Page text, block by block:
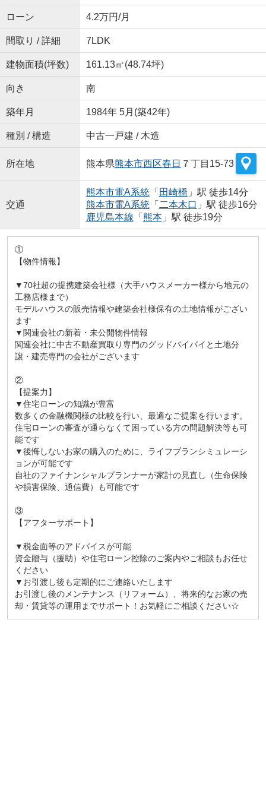
ローン 4.2万円/月
間取り / 詳細 7LDK
建物面積(坪数) 161.13㎡(48.74坪)
向き 南
築年月 1984年 5月(築42年)
種別 / 構造 中古一戸建 / 木造
所在地 熊本県熊本市西区春日 ７丁目15-73
交通
熊本市電A系統「 田崎橋 」駅 徒歩14分
熊本市電A系統「 二本木口 」駅 徒歩16分
鹿児島本線 「 熊本」駅 徒歩19分
①
【物件情報】
▼70社超の提携建築会社様（大手ハウスメーカー様から地元の
工務店様まで）
モデルハウスの販売情報や建築会社様保有の土地情報がござい
ます
▼関連会社の新着・未公開物件情報
関連会社に中古不動産買取り専門のグッドバイバイと土地分
譲・建売専門の会社がございます
②
【提案力】
▼住宅ローンの知識が豊富
数多くの金融機関様の比較を行い、最適なご提案を行います。
住宅ローンの審査が通らなくて困っている方の問題解決等も可
能です
▼後悔しないお家の購入のために、ライフプランシミュレーシ
ョンが可能です
自社のファイナンシャルプランナーが家計の見直し（生命保険
や損害保険、通信費）も可能です
③
【アフターサポート】
▼税金面等のアドバイスが可能
資金贈与（援助）や住宅ローン控除のご案内やご相談もお任せ
ください
▼お引渡し後も定期的にご連絡いたします
お引渡し後のメンテナンス（リフォーム）、将来的なお家の売
却・賃貸等の運用までサポート！お気軽にご相談ください☆